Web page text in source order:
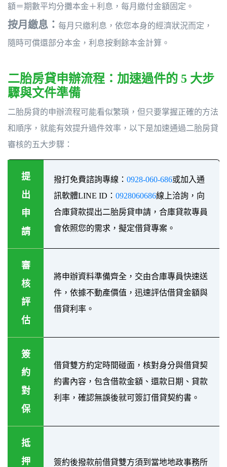
額＝期數平均分攤本金＋利息，每月繳付金額固定。
按月繳息： 每月只繳利息，依您本身的經濟狀況而定，
隨時可償還部分本金，利息按剩餘本金計算。
二胎房貸申辦流程：加速過件的 5 大步
驟與文件準備
二胎房貸的申辦流程可能看似繁瑣，但只要掌握正確的方法
和順序，就能有效提升過件效率，以下是加速通過二胎房貸
審核的五大步驟：
提
出
申
請
撥打免費諮詢專線： 0928-060-686或加入通
訊軟體LINE ID： 0928060686線上洽詢，向
合庫貸款提出二胎房貸申請，合庫貸款專員
會依照您的需求，擬定借貸專案。
審
核
評
估
將申辦資料準備齊全，交由合庫專員快速送
件，依據不動產價值，迅速評估借貸金額與
借貸利率。
簽
約
對
保
借貸雙方約定時間碰面，核對身分與借貸契
約書內容，包含借款金額、還款日期、貸款
利率，確認無誤後就可簽訂借貸契約書。
抵
押
簽約後撥款前借貸雙方須到當地地政事務所